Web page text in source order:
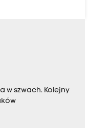
w szwach. Kolejny